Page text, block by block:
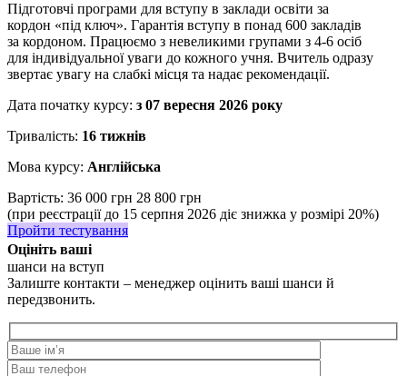
Підготовчі програми для вступу в заклади освіти за
кордон «під ключ». Гарантія вступу в понад 600 закладів
за кордоном. Працюємо з невеликими групами з 4-6 осіб
для індивідуальної уваги до кожного учня. Вчитель одразу
звертає увагу на слабкі місця та надає рекомендації.
Дата початку курсу: з 07 вересня 2026 року
Тривалість: 16 тижнів
Мова курсу: Англійська
Вартість: 36 000 грн 28 800 грн
(при реєстрації до 15 серпня 2026 діє знижка у розмірі 20%)
Пройти тестування
Оцініть ваші
шанси на вступ
Залиште контакти – менеджер оцінить ваші шанси й
передзвонить.